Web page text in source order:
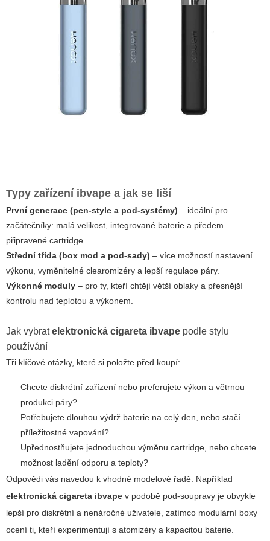
Typy zařízení ibvape a jak se liší
První generace (pen-style a pod-systémy) – ideální pro
začátečníky: malá velikost, integrované baterie a předem
připravené cartridge.
Střední třída (box mod a pod-sady) – více možností nastavení
výkonu, vyměnitelné clearomizéry a lepší regulace páry.
Výkonné moduly – pro ty, kteří chtějí větší oblaky a přesnější
kontrolu nad teplotou a výkonem.
Jak vybratelektronická cigareta ibvape podle stylu
používání
Tři klíčové otázky, které si položte před koupí:
Chcete diskrétní zařízení nebo preferujete výkon a větrnou
produkci páry?
Potřebujete dlouhou výdrž baterie na celý den, nebo stačí
příležitostné vapování?
Upřednostňujete jednoduchou výměnu cartridge, nebo chcete
možnost ladění odporu a teploty?
Odpovědi vás navedou k vhodné modelové řadě. Například
elektronická cigareta ibvape v podobě pod-soupravy je obvykle
lepší pro diskrétní a nenáročné uživatele, zatímco modulární boxy
ocení ti, kteří experimentují s atomizéry a kapacitou baterie.